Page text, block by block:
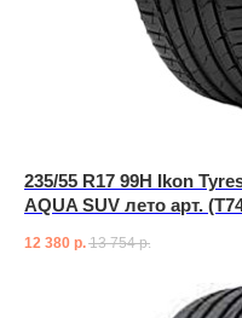
235/55 R17 99H Ikon
AQUA SUV лето арт.
12 380 р. 13 754 р.